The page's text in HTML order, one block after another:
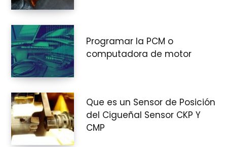
Programar la PCM o
computadora de motor
Que es un Sensor de Posición
del Cigueñal Sensor CKP Y
CMP